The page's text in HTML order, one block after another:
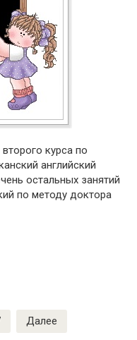
курса по
английский
остальных занятий
по методу доктора
Далее